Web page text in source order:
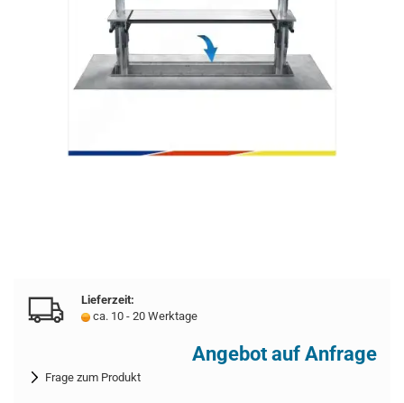
Lieferzeit:
ca. 10 - 20 Werktage
Angebot auf Anfrage
Frage zum Produkt